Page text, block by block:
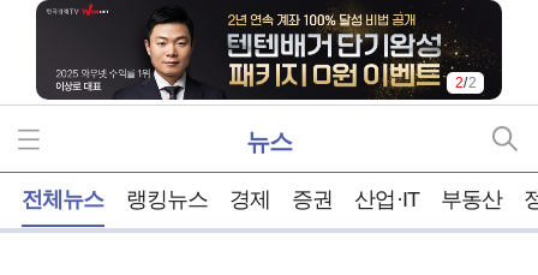
1/2
뉴스
전체뉴스 랭킹뉴스 경제 증권 산업·IT 부동산